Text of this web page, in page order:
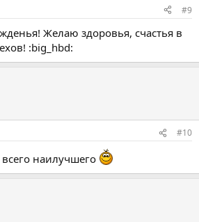
#9
Желаю здоровья, счастья в
:big_hbd:
#10
наилучшего